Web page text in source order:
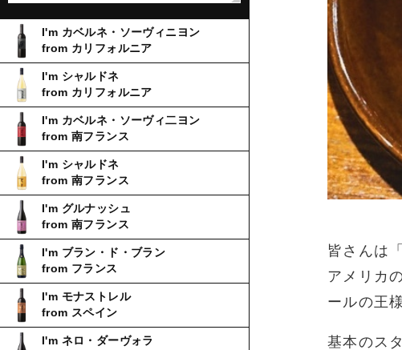
皆さんは
アメリカ
ールの王
基本のス
I'm カベルネ・ソーヴィニヨン
from カリフォルニア
I'm シャルドネ
from カリフォルニア
I'm カベルネ・ソーヴィ二ヨン
from 南フランス
I'm シャルドネ
from 南フランス
I'm グルナッシュ
from 南フランス
I'm ブラン・ド・ブラン
from フランス
I'm モナストレル
from スペイン
I'm ネロ・ダーヴォラ